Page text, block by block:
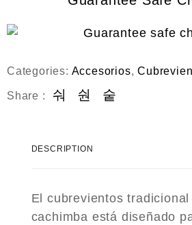
Categories: Accesorios,
Share :
DESCRIPTION
El cubrevientos tradicional
cachimba está diseñado